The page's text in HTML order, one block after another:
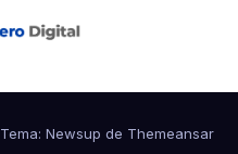
Tema: Newsup de Themeansar